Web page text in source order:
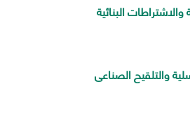
البنائية
والتلقيح الصناعى